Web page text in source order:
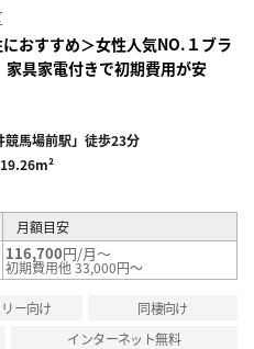
おすすめ＞女性人気NO.１ブラ
具家電付きで初期費用が安
馬場前駅」徒歩23分
19.26m²
月額目安
116,700円/月～
初期費用他 33,000円～
ー向け
同棲向け
インターネット無料